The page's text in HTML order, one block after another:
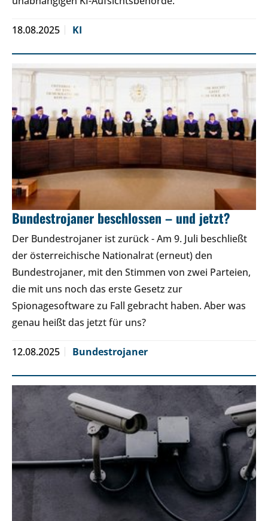
18.08.2025 KI
Bundestrojaner beschlossen – und jetzt?
Der Bundestrojaner ist zurück - Am 9. Juli beschließt
der österreichische Nationalrat (erneut) den
Bundestrojaner, mit den Stimmen von zwei Parteien,
die mit uns noch das erste Gesetz zur
Spionagesoftware zu Fall gebracht haben. Aber was
genau heißt das jetzt für uns?
12.08.2025 Bundestrojaner